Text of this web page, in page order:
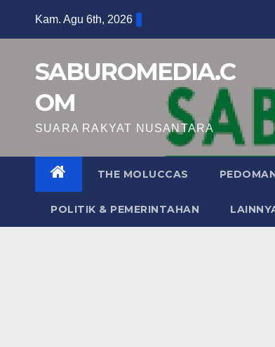
Kam. Agu 6th, 2026
SABUROMEDIA.C
OM
SUARA RAKYAT NUSANTARA
THE MOLUCCAS
POLITIK & PEMERINTAHAN